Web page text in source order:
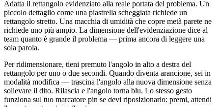
Adatta il rettangolo evidenziato alla reale portata del problema. Un
piccolo dettaglio come una piastrella scheggiata richiede un
rettangolo stretto. Una macchia di umidità che copre metà parete ne
richiede uno più ampio. La dimensione dell'evidenziazione dice al
team quanto è grande il problema — prima ancora di leggere una
sola parola.
Per ridimensionare, tieni premuto l'angolo in alto a destra del
rettangolo per uno o due secondi. Quando diventa arancione, sei in
modalità modifica — trascina l'angolo alla nuova dimensione senza
sollevare il dito. Rilascia e l'angolo torna blu. Lo stesso gesto
funziona sul tuo marcatore pin se devi riposizionarlo: premi, attendi